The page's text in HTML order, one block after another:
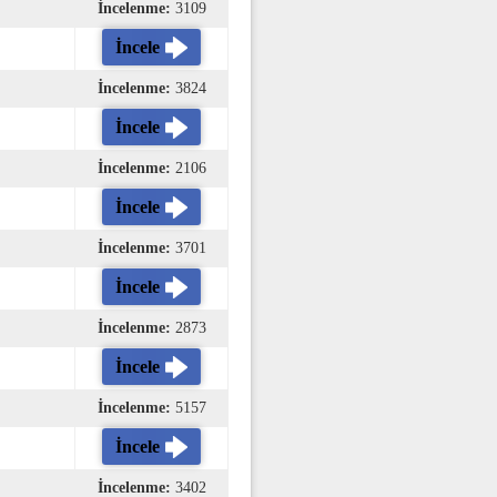
İncelenme: 3109
İncele
İncelenme: 3824
İncele
İncelenme: 2106
İncele
İncelenme: 3701
İncele
İncelenme: 2873
İncele
İncelenme: 5157
İncele
İncelenme: 3402